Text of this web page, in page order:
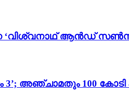
ആൻഡ് സൺസ്’;
3’; അഞ്ചാമതും 100